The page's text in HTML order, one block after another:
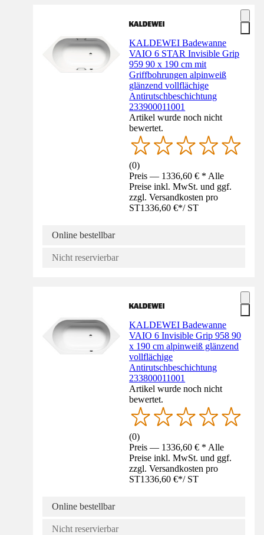
KALDEWEI Badewanne
VAIO 6 STAR Invisible Grip
959 90 x 190 cm mit
Griffbohrungen alpinweiß
glänzend vollflächige
Antirutschbeschichtung
233900011001
Artikel wurde noch nicht
bewertet.
(0)
Preis — 1336,60 € * Alle
Preise inkl. MwSt. und ggf.
zzgl. Versandkosten pro
ST1336,60 €*/ ST
Online bestellbar
Nicht reservierbar
KALDEWEI Badewanne
VAIO 6 Invisible Grip 958 90
x 190 cm alpinweiß glänzend
vollflächige
Antirutschbeschichtung
233800011001
Artikel wurde noch nicht
bewertet.
(0)
Preis — 1336,60 € * Alle
Preise inkl. MwSt. und ggf.
zzgl. Versandkosten pro
ST1336,60 €*/ ST
Online bestellbar
Nicht reservierbar